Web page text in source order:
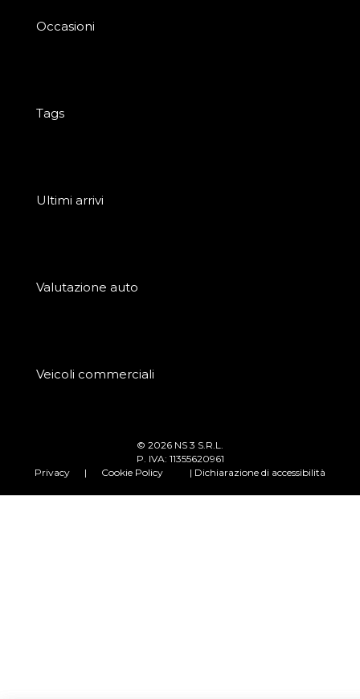
Occasioni
Tags
Ultimi arrivi
Valutazione auto
Veicoli commerciali
© 2026 NS 3 S.R.L.
P. IVA: 11355620961
Privacy
| Cookie Policy | Dichiarazione di accessibilità